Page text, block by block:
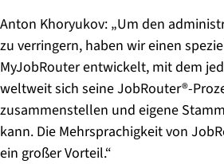
Anton Khoryukov: „Um den
zu verringern, haben wir einen
MyJobRouter entwickelt, mit dem
weltweit sich seine JobRouter®-
zusammenstellen und eigene
kann. Die Mehrsprachigkeit von
ein großer Vorteil.“